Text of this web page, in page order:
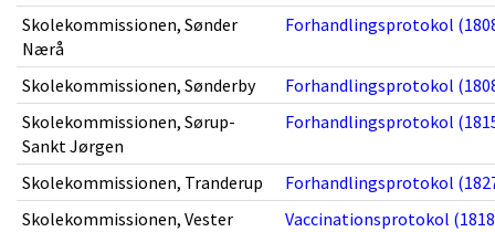
Skolekommissionen, Sønder
Nærå
Forhandlingsprotokol
Skolekommissionen, Sønderby
Forhandlingsprotokol
Skolekommissionen, Sørup-
Sankt Jørgen
Forhandlingsprotokol
Skolekommissionen, Tranderup
Forhandlingsprotokol
Skolekommissionen, Vester
Vaccinationsprotokol